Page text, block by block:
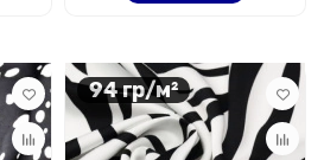
94 гр/м²